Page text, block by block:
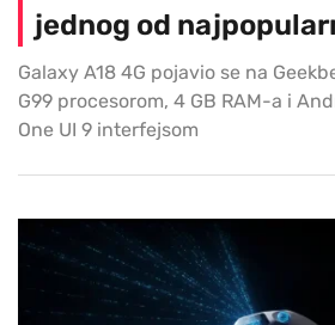
jednog od
Galaxy A18 4G pojavio se na
G99 procesorom, 4 GB RAM-a i
One UI 9 interfejsom